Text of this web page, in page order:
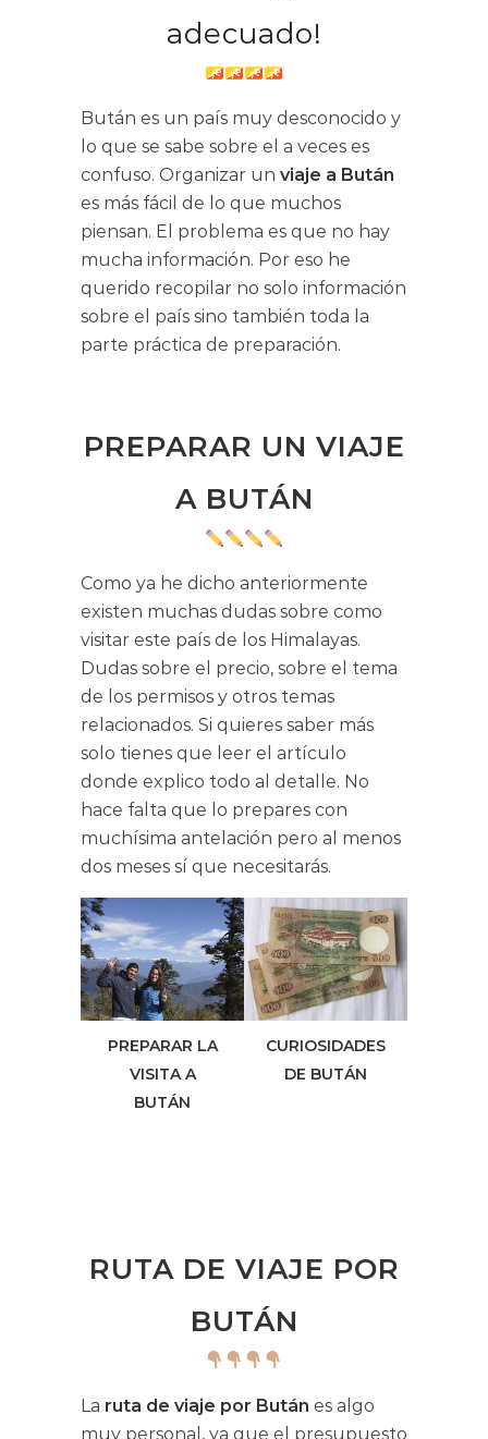
adecuado!
Bután es un país muy desconocido y
lo que se sabe sobre el a veces es
confuso. Organizar un viaje a Bután
es más fácil de lo que muchos
piensan. El problema es que no hay
mucha información. Por eso he
querido recopilar no solo información
sobre el país sino también toda la
parte práctica de preparación.
PREPARAR UN VIAJE
A BUTÁN
Como ya he dicho anteriormente
existen muchas dudas sobre como
visitar este país de los Himalayas.
Dudas sobre el precio, sobre el tema
de los permisos y otros temas
relacionados. Si quieres saber más
solo tienes que leer el artículo
donde explico todo al detalle. No
hace falta que lo prepares con
muchísima antelación pero al menos
dos meses sí que necesitarás.
PREPARAR LA
VISITA A
BUTÁN
CURIOSIDADES
DE BUTÁN
RUTA DE VIAJE POR
BUTÁN
La ruta de viaje por Bután es algo
muy personal, ya que el presupuesto